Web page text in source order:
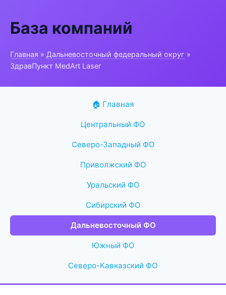
База компаний
Главная » Дальневосточный федеральный округ »
ЗдравПункт MedArt Laser
🏠 Главная
Центральный ФО
Северо-Западный ФО
Приволжский ФО
Уральский ФО
Сибирский ФО
Дальневосточный ФО
Южный ФО
Северо-Кавказский ФО